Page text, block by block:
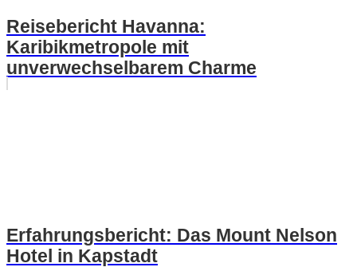
Reisebericht Havanna:
Karibikmetropole mit
unverwechselbarem Charme
Erfahrungsbericht: Das Mount Nelson
Hotel in Kapstadt